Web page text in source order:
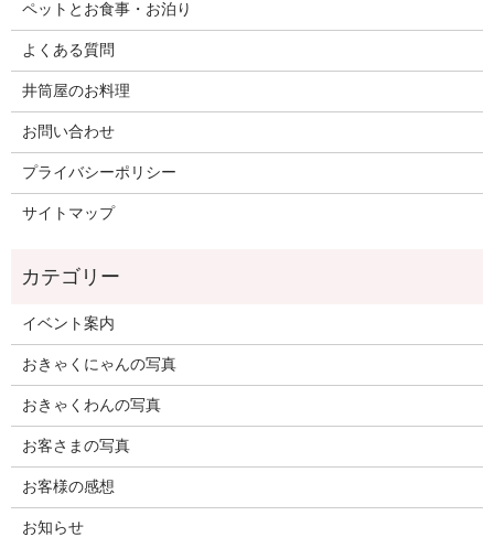
ペットとお食事・お泊り
よくある質問
井筒屋のお料理
お問い合わせ
プライバシーポリシー
サイトマップ
イベント案内
おきゃくにゃんの写真
おきゃくわんの写真
お客さまの写真
お客様の感想
お知らせ